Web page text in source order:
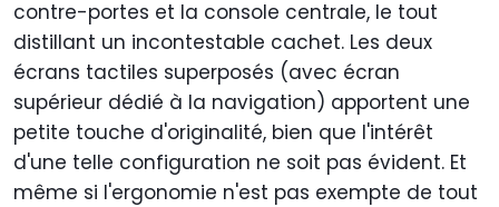
contre-portes et la console centrale, le tout
distillant un incontestable cachet. Les deux
écrans tactiles superposés (avec écran
supérieur dédié à la navigation) apportent une
petite touche d'originalité, bien que l'intérêt
d'une telle configuration ne soit pas évident. Et
même si l'ergonomie n'est pas exempte de tout